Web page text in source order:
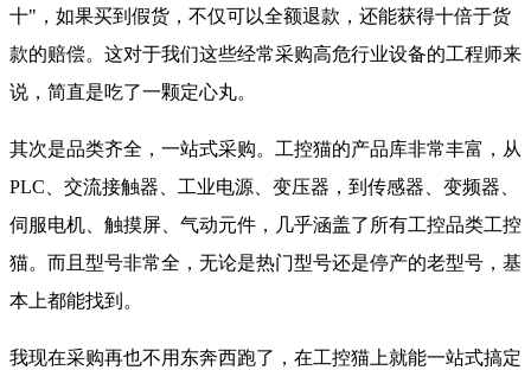
十"，如果买到假货，不仅可以全额退款，还能获得十倍于货
款的赔偿。这对于我们这些经常采购高危行业设备的工程师来
说，简直是吃了一颗定心丸。
其次是品类齐全，一站式采购。工控猫的产品库非常丰富，从
PLC、交流接触器、工业电源、变压器，到传感器、变频器、
伺服电机、触摸屏、气动元件，几乎涵盖了所有工控品类工控
猫。而且型号非常全，无论是热门型号还是停产的老型号，基
本上都能找到。
我现在采购再也不用东奔西跑了，在工控猫上就能一站式搞定